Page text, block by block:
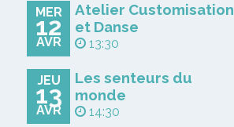
MER
12
AVR
Atelier Customisation
et Danse
13:30
JEU
13
AVR
Les senteurs du
monde
14:30